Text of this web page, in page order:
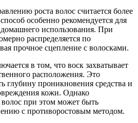
роста волос считается более
особенно рекомендуется для
использования. При
распределяется по
прочное сцепление с волосками.
в том, что воск захватывает
расположения. Это
глубину проникновения средства и
кожи. Однако
при этом может быть
с противоростовым методом.